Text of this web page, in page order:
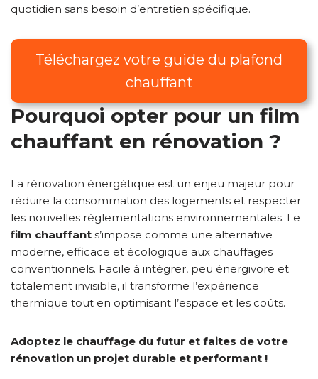
quotidien sans besoin d’entretien spécifique.
Téléchargez votre guide du plafond
chauffant
Pourquoi opter pour unfilm
chauffant en rénovation ?
La rénovation énergétique est un enjeu majeur pour
réduire la consommation des logements et respecter
les nouvelles réglementations environnementales. Le
film chauffant s’impose comme une alternative
moderne, efficace et écologique aux chauffages
conventionnels. Facile à intégrer, peu énergivore et
totalement invisible, il transforme l’expérience
thermique tout en optimisant l’espace et les coûts.
Adoptez le chauffage du futur et faites de votre
rénovation un projet durable et performant !